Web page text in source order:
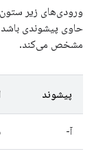
ورودی‌های زیر ستون
حاوی پیشوندی باشد
مشخص می‌کند.
پیشوند
آ-